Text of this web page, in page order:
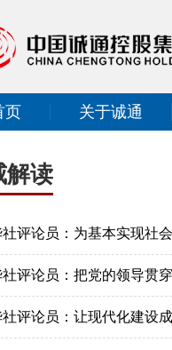
页 关于诚通
解读
社评论员：为基本实现社
社评论员：把党的领导贯
社评论员：让现代化建设